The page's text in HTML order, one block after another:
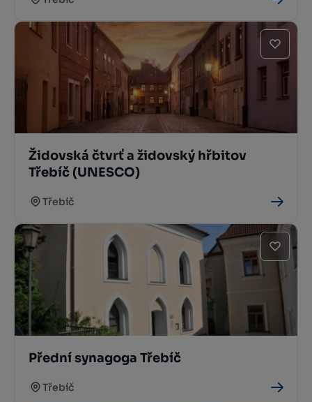
Židovská čtvrť a židovský hřbitov
Třebíč (UNESCO)
Třebíč
Přední synagoga Třebíč
Třebíč